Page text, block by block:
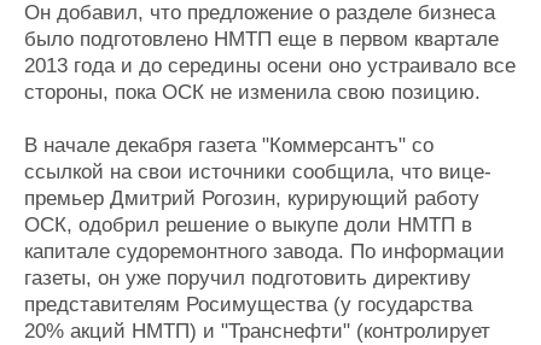
Реклама
Конференции
Личности
Словарь
Флот
Форум
Отзывы
Все службы
Он добавил, что предложение о разделе бизнеса
было подготовлено НМТП еще в первом квартале
2013 года и до середины осени оно устраивало все
стороны, пока ОСК не изменила свою позицию.
В начале декабря газета "Коммерсантъ" со
ссылкой на свои источники сообщила, что вице-
премьер Дмитрий Рогозин, курирующий работу
ОСК, одобрил решение о выкупе доли НМТП в
капитале судоремонтного завода. По информации
газеты, он уже поручил подготовить директиву
представителям Росимущества (у государства
20% акций НМТП) и "Транснефти" (контролирует